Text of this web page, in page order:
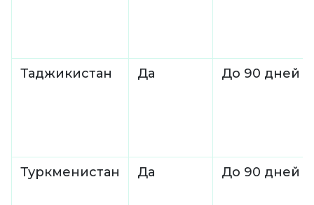
Таджикистан Да До 90 дней
Туркменистан Да До 90 дней